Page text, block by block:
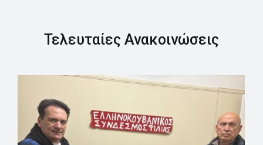
Τελευταίες Ανακοινώσεις